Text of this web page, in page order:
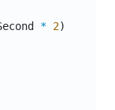
* 2)